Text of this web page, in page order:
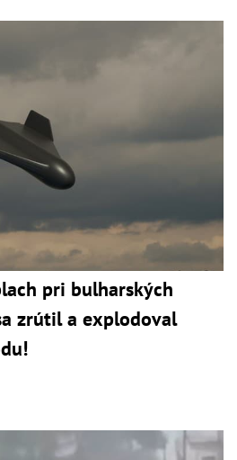
pri bulharských
zrútil a explodoval